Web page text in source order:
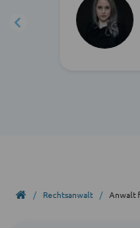
Rechtsanwalt Anwalt